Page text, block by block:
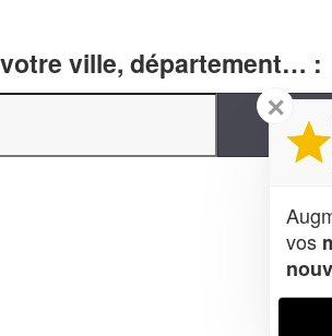
ville, département… :
✕
vos